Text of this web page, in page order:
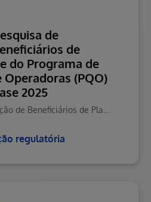
de
de
do Programa de
(PQO)
2025
regulatória